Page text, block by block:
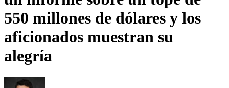
550 millones de dólares y los
aficionados muestran su
alegría